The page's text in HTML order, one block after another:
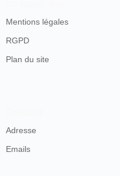
Mentions légales
RGPD
Plan du site
Adresse
Emails